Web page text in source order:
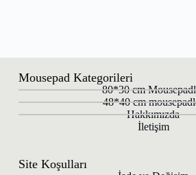
Mousepad Kategorileri
80*30 cm
48*40 cm
Hakkımızda
İletişim
Site Koşulları